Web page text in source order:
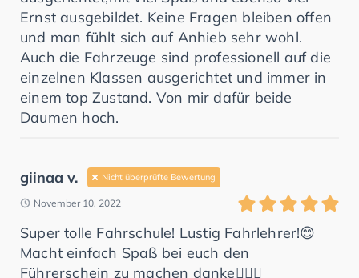
Ernst ausgebildet. Keine Fragen bleiben offen
und man fühlt sich auf Anhieb sehr wohl.
Auch die Fahrzeuge sind professionell auf die
einzelnen Klassen ausgerichtet und immer in
einem top Zustand. Von mir dafür beide
Daumen hoch.
giinaa v. Nicht überprüfte Bewertung
November 10, 2022
Super tolle Fahrschule! Lustig Fahrlehrer!😊
Macht einfach Spaß bei euch den
Führerschein zu machen danke👍🏻😊